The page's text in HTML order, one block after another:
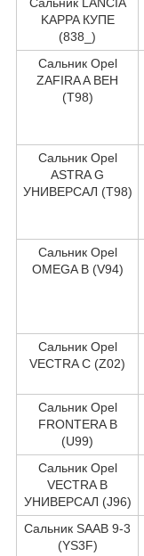
KAPPA КУПЕ
(838_)
Сальник Opel
ZAFIRA A ВЕН
(T98)
Сальник Opel
ASTRA G
УНИВЕРСАЛ (T98)
Сальник Opel
OMEGA B (V94)
Сальник Opel
VECTRA C (Z02)
Сальник Opel
FRONTERA B
(U99)
Сальник Opel
VECTRA B
УНИВЕРСАЛ (J96)
Сальник SAAB 9-3
(YS3F)